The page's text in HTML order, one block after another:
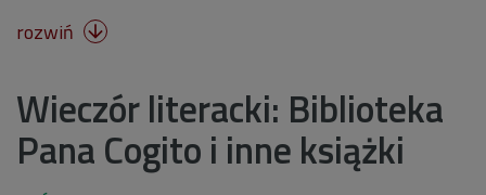
rozwiń 
Wieczór literacki: Biblioteka
Pana Cogito i inne książki